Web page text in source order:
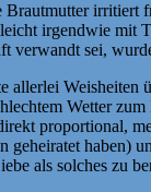
Brautmutter irritiert
irgendwie mit
verwandt sei,
allerlei Weisheiten
Wetter zum
proportional,
geheiratet haben)
als solches zu